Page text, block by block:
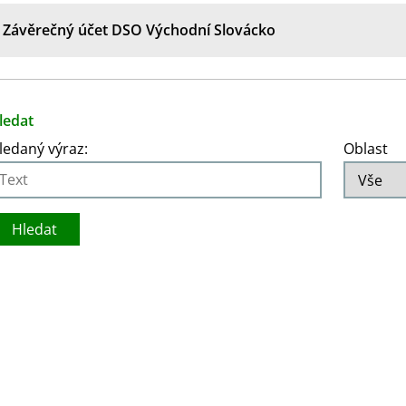
Závěrečný účet DSO Východní Slovácko
výraz:
Oblast